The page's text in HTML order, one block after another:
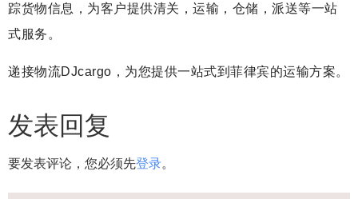
踪货物信息，为客户提供清关，运输，仓储，派送等一站
式服务。
递接物流DJcargo，为您提供一站式到菲律宾的运输方案。
发表回复
要发表评论，您必须先登录。